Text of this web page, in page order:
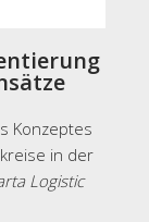
Konzeptes
in der
Logistic